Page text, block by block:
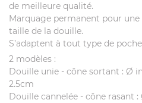
de meilleure qualité.
Marquage permanent pour
taille de la douille.
S’adaptent à tout type de
2 modèles :
Douille unie - cône sortant : Ø
2.5cm
Douille cannelée - cône rasant